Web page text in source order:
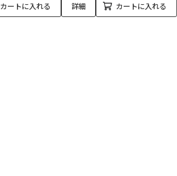
カートに入れる 詳細 カートに入れる